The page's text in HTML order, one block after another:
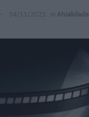
04/11/2021 in Atualidade